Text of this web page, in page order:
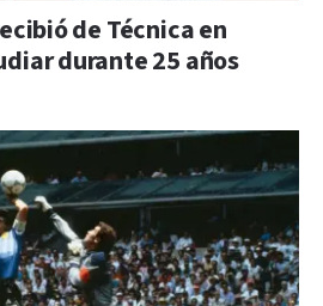
de Técnica en
durante 25 años